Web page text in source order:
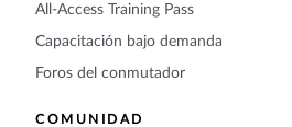
All-Access Training Pass
Capacitación bajo demanda
Foros del conmutador
COMUNIDAD